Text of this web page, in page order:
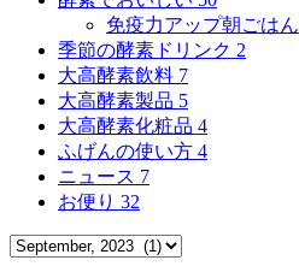
免疫力アップ朝ごはん
季節の酵素ドリンク 2
大高酵素飲料 7
大高酵素製品 5
大高酵素化粧品 4
ふげんの使い方 4
ニュース 7
お便り 32